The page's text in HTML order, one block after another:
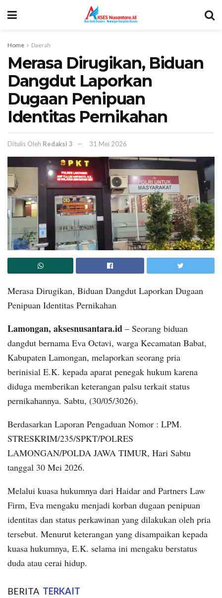
Home Daerah
Merasa Dirugikan, Biduan
Dangdut Laporkan
Dugaan Penipuan
Identitas Pernikahan
Ditulis Oleh Redaksi 3 31 Mei 2026
Merasa Dirugikan, Biduan Dangdut Laporkan Dugaan
Penipuan Identitas Pernikahan
Lamongan, aksesnusantara.id – Seorang biduan
dangdut bernama Eva Octavi, warga Kecamatan Babat,
Kabupaten Lamongan, melaporkan seorang pria
berinisial E.K. kepada aparat penegak hukum karena
diduga memberikan keterangan palsu terkait status
pernikahannya. Sabtu, (30/05/3026).
Berdasarkan Laporan Pengaduan Nomor : LPM.
STRESKRIM/235/SPKT/POLRES
LAMONGAN/POLDA JAWA TIMUR, Hari Sabtu
tanggal 30 Mei 2026.
Melalui kuasa hukumnya dari Haidar and Partners Law
Firm, Eva mengaku menjadi korban dugaan penipuan
identitas dan status perkawinan yang dilakukan oleh pria
tersebut. Menurut keterangan yang disampaikan kepada
kuasa hukumnya, E.K. selama ini mengaku berstatus
duda atau cerai hidup.
BERITA TERKAIT